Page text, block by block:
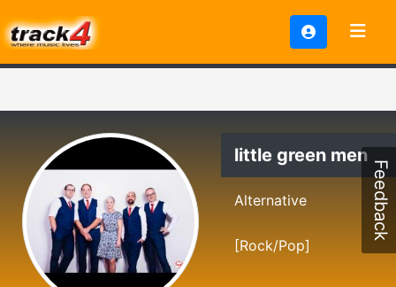
little green men
Alternative
[Rock/Pop]
Feedback